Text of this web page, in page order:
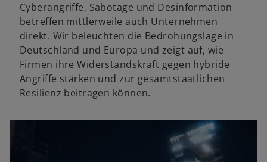
Cyberangriffe, Sabotage und Desinformation
betreffen mittlerweile auch Unternehmen
direkt. Wir beleuchten die Bedrohungslage in
Deutschland und Europa und zeigt auf, wie
Firmen ihre Widerstandskraft gegen hybride
Angriffe stärken und zur gesamtstaatlichen
Resilienz beitragen können.